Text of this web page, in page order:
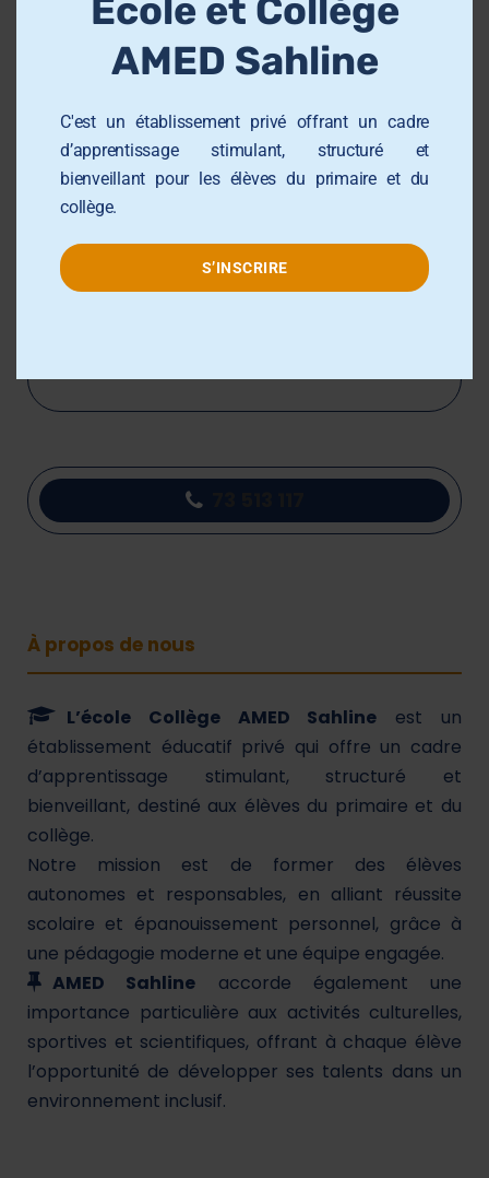
Message :
À propos de nous
L’école Collège AMED Sahline est un
établissement éducatif privé qui offre un cadre
d’apprentissage stimulant, structuré et
bienveillant, destiné aux élèves du primaire et du
collège.
Notre mission est de former des élèves
autonomes et responsables, en alliant réussite
scolaire et épanouissement personnel, grâce à
une pédagogie moderne et une équipe engagée.
AMED Sahline accorde également une
importance particulière aux activités culturelles,
sportives et scientifiques, offrant à chaque élève
l’opportunité de développer ses talents dans un
environnement inclusif.
École et Collège
AMED Sahline
C'est un établissement privé offrant un cadre
d’apprentissage stimulant, structuré et
bienveillant pour les élèves du primaire et du
collège.
S’INSCRIRE